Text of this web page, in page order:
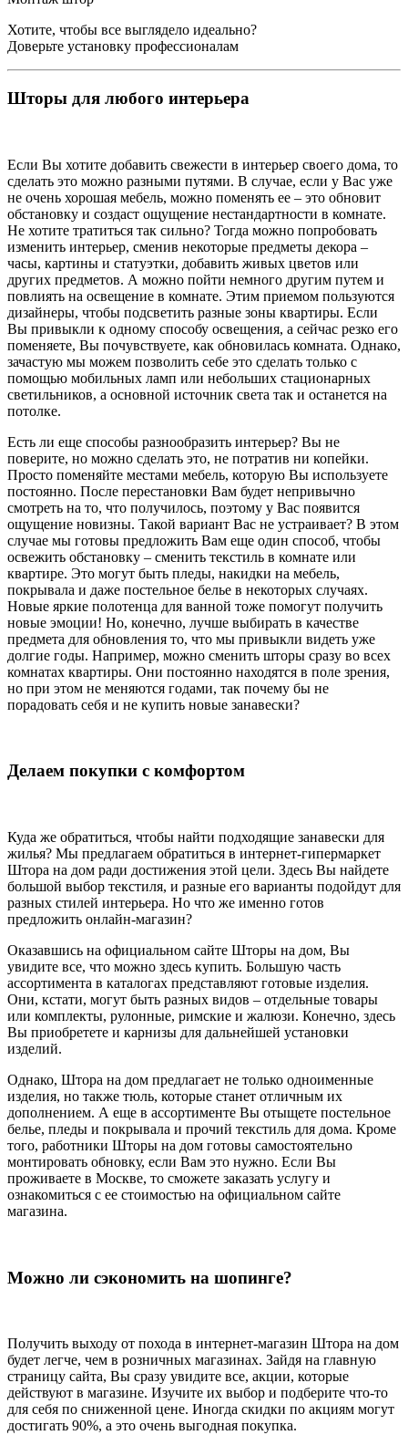
Хотите, чтобы все выглядело идеально?
Доверьте установку профессионалам
Шторы для любого интерьера
Если Вы хотите добавить свежести в интерьер своего дома, то
сделать это можно разными путями. В случае, если у Вас уже
не очень хорошая мебель, можно поменять ее – это обновит
обстановку и создаст ощущение нестандартности в комнате.
Не хотите тратиться так сильно? Тогда можно попробовать
изменить интерьер, сменив некоторые предметы декора –
часы, картины и статуэтки, добавить живых цветов или
других предметов. А можно пойти немного другим путем и
повлиять на освещение в комнате. Этим приемом пользуются
дизайнеры, чтобы подсветить разные зоны квартиры. Если
Вы привыкли к одному способу освещения, а сейчас резко его
поменяете, Вы почувствуете, как обновилась комната. Однако,
зачастую мы можем позволить себе это сделать только с
помощью мобильных ламп или небольших стационарных
светильников, а основной источник света так и останется на
потолке.
Есть ли еще способы разнообразить интерьер? Вы не
поверите, но можно сделать это, не потратив ни копейки.
Просто поменяйте местами мебель, которую Вы используете
постоянно. После перестановки Вам будет непривычно
смотреть на то, что получилось, поэтому у Вас появится
ощущение новизны. Такой вариант Вас не устраивает? В этом
случае мы готовы предложить Вам еще один способ, чтобы
освежить обстановку – сменить текстиль в комнате или
квартире. Это могут быть пледы, накидки на мебель,
покрывала и даже постельное белье в некоторых случаях.
Новые яркие полотенца для ванной тоже помогут получить
новые эмоции! Но, конечно, лучше выбирать в качестве
предмета для обновления то, что мы привыкли видеть уже
долгие годы. Например, можно сменить шторы сразу во всех
комнатах квартиры. Они постоянно находятся в поле зрения,
но при этом не меняются годами, так почему бы не
порадовать себя и не купить новые занавески?
Делаем покупки с комфортом
Куда же обратиться, чтобы найти подходящие занавески для
жилья? Мы предлагаем обратиться в интернет-гипермаркет
Штора на дом ради достижения этой цели. Здесь Вы найдете
большой выбор текстиля, и разные его варианты подойдут для
разных стилей интерьера. Но что же именно готов
предложить онлайн-магазин?
Оказавшись на официальном сайте Шторы на дом, Вы
увидите все, что можно здесь купить. Большую часть
ассортимента в каталогах представляют готовые изделия.
Они, кстати, могут быть разных видов – отдельные товары
или комплекты, рулонные, римские и жалюзи. Конечно, здесь
Вы приобретете и карнизы для дальнейшей установки
изделий.
Однако, Штора на дом предлагает не только одноименные
изделия, но также тюль, которые станет отличным их
дополнением. А еще в ассортименте Вы отыщете постельное
белье, пледы и покрывала и прочий текстиль для дома. Кроме
того, работники Шторы на дом готовы самостоятельно
монтировать обновку, если Вам это нужно. Если Вы
проживаете в Москве, то сможете заказать услугу и
ознакомиться с ее стоимостью на официальном сайте
магазина.
Можно ли сэкономить на шопинге?
Получить выходу от похода в интернет-магазин Штора на дом
будет легче, чем в розничных магазинах. Зайдя на главную
страницу сайта, Вы сразу увидите все, акции, которые
действуют в магазине. Изучите их выбор и подберите что-то
для себя по сниженной цене. Иногда скидки по акциям могут
достигать 90%, а это очень выгодная покупка.